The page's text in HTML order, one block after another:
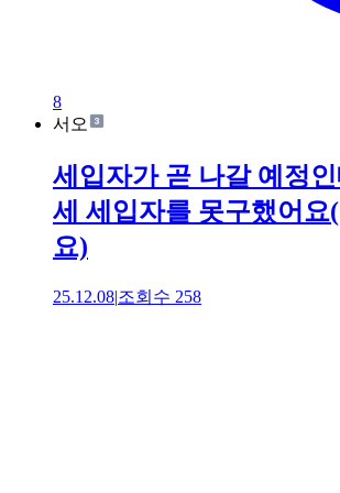
8
서오
세입자가 곧 나갈 예정
세 세입자를 못구했어요
요)
25.12.08|조회수 258